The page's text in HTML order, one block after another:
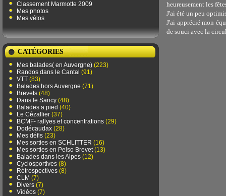
Classement Marmotte 2009
Mes photos
Mes vélos
CATÉGORIES
Mes balades( en Auvergne) (223)
Randos dans le Cantal (91)
VTT (83)
Balades hors Auvergne (71)
Brevets (48)
Dans le Sancy (48)
Balades a pied (40)
Le Cézallier (37)
BCMF- rallyes et concentrations (29)
Dodécaudax (28)
Mes défis (23)
Mes sorties en SCHLITTER (16)
Mes sorties en Pelso Brevet(13)
Balades dans les Alpes (12)
Cyclosportives (8)
Rétrospectives (8)
CLM (7)
Divers (7)
Vidéos (7)
heureusement les
J'ai été un peu
J'ai apprécié mon
de souci avec la